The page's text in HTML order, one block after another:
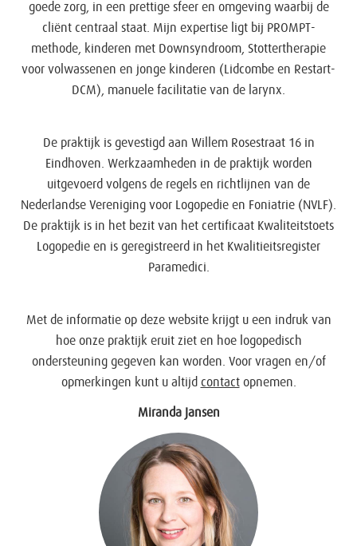
goede zorg, in een prettige sfeer en omgeving waarbij de
cliënt centraal staat. Mijn expertise ligt bij PROMPT-
methode, kinderen met Downsyndroom, Stottertherapie
voor volwassenen en jonge kinderen (Lidcombe en Restart-
DCM), manuele facilitatie van de larynx.
De praktijk is gevestigd aan Willem Rosestraat 16 in
Eindhoven. Werkzaamheden in de praktijk worden
uitgevoerd volgens de regels en richtlijnen van de
Nederlandse Vereniging voor Logopedie en Foniatrie (NVLF).
De praktijk is in het bezit van het certificaat Kwaliteitstoets
Logopedie en is geregistreerd in het Kwalitieitsregister
Paramedici.
Met de informatie op deze website krijgt u een indruk van
hoe onze praktijk eruit ziet en hoe logopedisch
ondersteuning gegeven kan worden. Voor vragen en/of
opmerkingen kunt u altijd contactopnemen.
Miranda Jansen